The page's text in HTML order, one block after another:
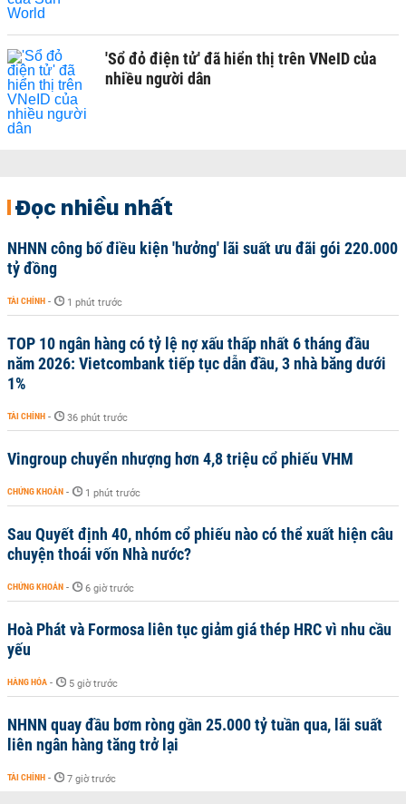
'Sổ đỏ điện tử' đã hiển thị trên VNeID của
nhiều người dân
Đọc nhiều nhất
NHNN công bố điều kiện 'hưởng' lãi suất ưu đãi gói 220.000
tỷ đồng
TÀI CHÍNH - 1 phút trước
TOP 10 ngân hàng có tỷ lệ nợ xấu thấp nhất 6 tháng đầu
năm 2026: Vietcombank tiếp tục dẫn đầu, 3 nhà băng dưới
1%
TÀI CHÍNH - 36 phút trước
Vingroup chuyển nhượng hơn 4,8 triệu cổ phiếu VHM
CHỨNG KHOÁN - 1 phút trước
Sau Quyết định 40, nhóm cổ phiếu nào có thể xuất hiện câu
chuyện thoái vốn Nhà nước?
CHỨNG KHOÁN - 6 giờ trước
Hoà Phát và Formosa liên tục giảm giá thép HRC vì nhu cầu
yếu
HÀNG HÓA - 5 giờ trước
NHNN quay đầu bơm ròng gần 25.000 tỷ tuần qua, lãi suất
liên ngân hàng tăng trở lại
TÀI CHÍNH - 7 giờ trước